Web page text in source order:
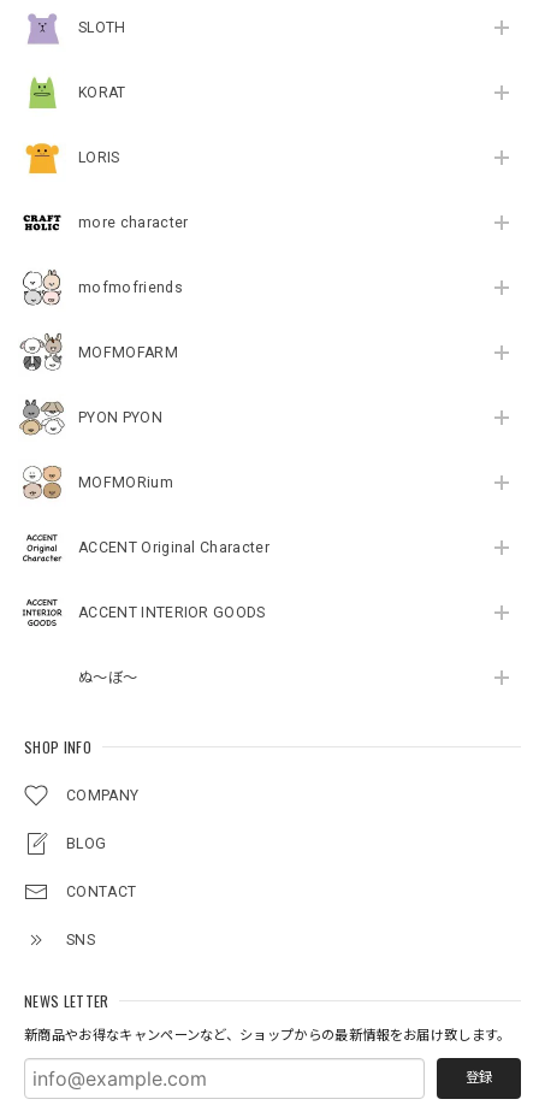
SLOTH
KORAT
LORIS
more character
mofmofriends
MOFMOFARM
PYON PYON
MOFMORium
ACCENT Original Character
ACCENT INTERIOR GOODS
ぬ～ぼ～
SHOP INFO
COMPANY
BLOG
CONTACT
SNS
NEWS LETTER
新商品やお得なキャンペーンなど、ショップからの最新情報をお届け致します。
登録